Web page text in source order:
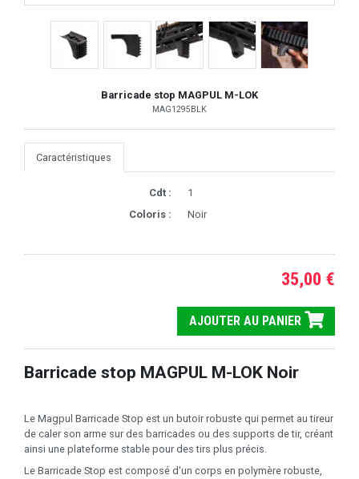
Barricade stop MAGPUL M-LOK
MAG1295BLK
Caractéristiques
Cdt :
1
Coloris :
Noir
35,00 €
AJOUTER AU PANIER
Barricade stop MAGPUL M-LOK Noir
Le Magpul Barricade Stop est un butoir robuste qui permet au tireur
de caler son arme sur des barricades ou des supports de tir, créant
ainsi une plateforme stable pour des tirs plus précis.
Le Barricade Stop est composé d'un corps en polymère robuste,